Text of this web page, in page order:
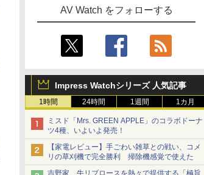
AV Watch をフォローする
Impress Watchシリーズ 人気記事
1時間 24時間 1週間 1カ月
ミスド「Mrs. GREEN APPLE」のコラボドーナ
ツ4種、いよいよ発売！
【家電レビュー】手ごわい雑草との戦い、コメ
リの草刈機で完全勝利 掃除機感覚で使えた
吉野家、牛リブロースを熱々で提供する「極旨